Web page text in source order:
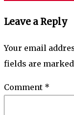
Leave a Reply
Your email
fields are marked
Comment *